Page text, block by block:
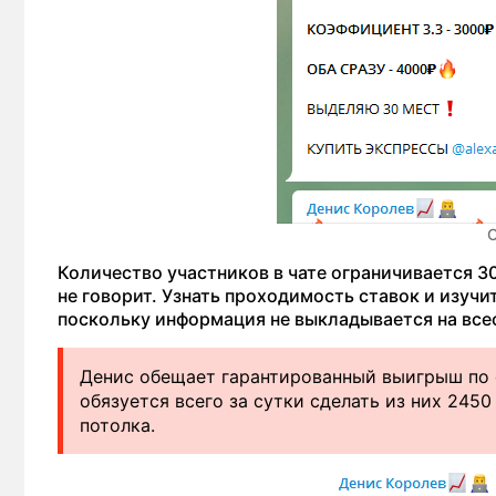
Количество участников в чате ограничивается
не говорит. Узнать проходимость ставок и
поскольку информация не выкладывается на
Денис обещает гарантированный выигрыш
обязуется всего за сутки сделать из них
потолка.